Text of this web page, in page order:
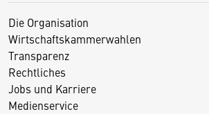
Die Organisation
Wirtschaftskammerwahlen
Transparenz
Rechtliches
Jobs und Karriere
Medienservice